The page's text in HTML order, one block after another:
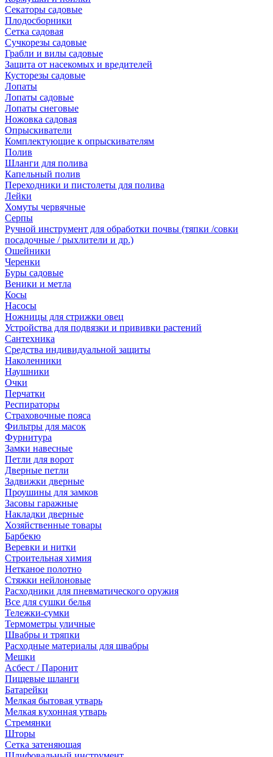
Секаторы садовые
Плодосборники
Сетка садовая
Сучкорезы садовые
Грабли и вилы садовые
Защита от насекомых и вредителей
Кусторезы садовые
Лопаты
Лопаты садовые
Лопаты снеговые
Ножовка садовая
Опрыскиватели
Комплектующие к опрыскивателям
Полив
Шланги для полива
Капельный полив
Переходники и пистолеты для полива
Лейки
Хомуты червячные
Серпы
Ручной инструмент для обработки почвы (тяпки /совки
посадочные / рыхлители и др.)
Ошейники
Черенки
Буры садовые
Веники и метла
Косы
Насосы
Ножницы для стрижки овец
Устройства для подвязки и прививки растений
Сантехника
Средства индивидуальной защиты
Наколенники
Наушники
Очки
Перчатки
Респираторы
Страховочные пояса
Фильтры для масок
Фурнитура
Замки навесные
Петли для ворот
Дверные петли
Задвижки дверные
Проушины для замков
Засовы гаражные
Накладки дверные
Хозяйственные товары
Барбекю
Веревки и нитки
Строительная химия
Нетканое полотно
Стяжки нейлоновые
Расходники для пневматического оружия
Все для сушки белья
Тележки-сумки
Термометры уличные
Швабры и тряпки
Расходные материалы для швабры
Мешки
Асбест / Паронит
Пищевые шланги
Батарейки
Мелкая бытовая утварь
Мелкая кухонная утварь
Стремянки
Шторы
Сетка затеняющая